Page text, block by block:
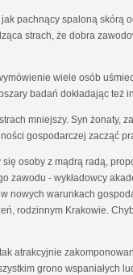
pachnący spaloną
strach, że dobra
wiele osób
badań dokładając
mniejszy. Syn
gospodarczej zacząć
osoby z mądrą radą,
zawodu - wykładowcy
nowych warunkach
rodzinnym Krakowie.
atrakcyjnie
grono wspaniałych